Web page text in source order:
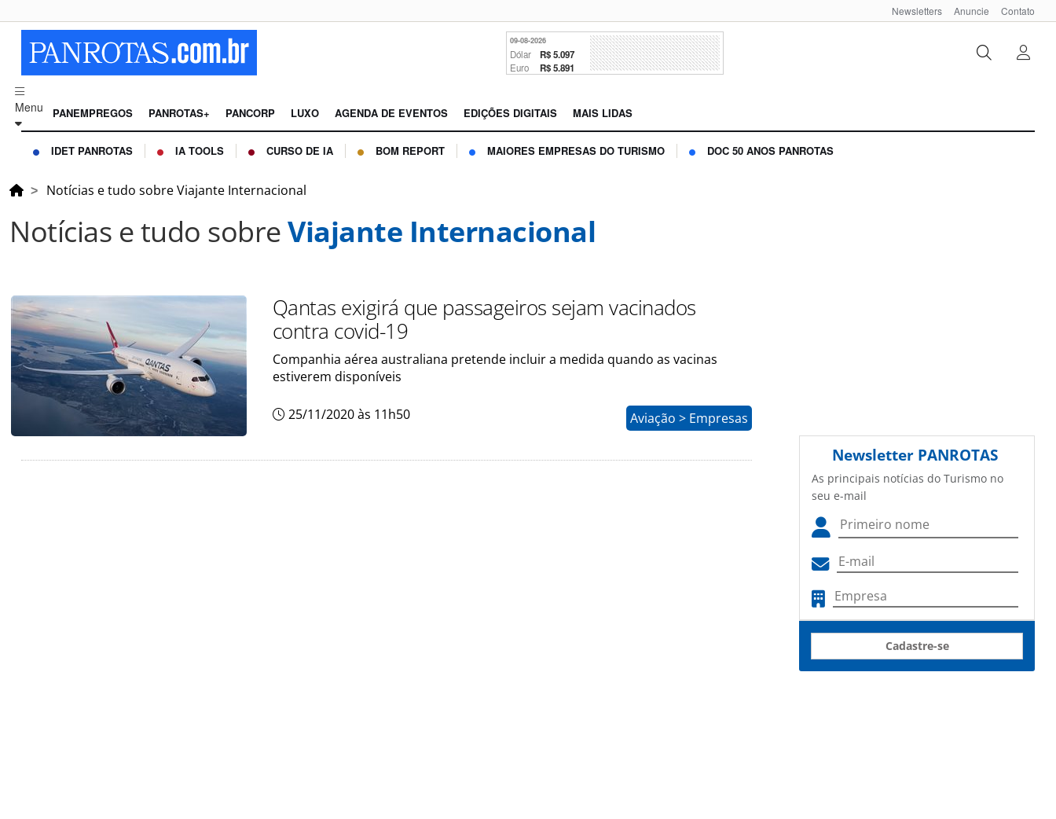
Newsletters Anuncie Contato
09-08-2026
Dólar R$ 5.097
Euro R$ 5.891
Menu PANEMPREGOS PANROTAS+ PANCORP LUXO AGENDA DE EVENTOS EDIÇÕES DIGITAIS MAIS LIDAS
IDET PANROTAS IA TOOLS CURSO DE IA BOM REPORT MAIORES EMPRESAS DO TURISMO DOC 50 ANOS PANROTAS
Notícias e tudo sobre Viajante Internacional
Notícias e tudo sobreViajante Internacional
Qantas exigirá que passageiros sejam vacinados
contra covid-19
Companhia aérea australiana pretende incluir a medida quando as vacinas
estiverem disponíveis
25/11/2020 às 11h50 Aviação > Empresas
Newsletter PANROTAS
As principais notícias do Turismo no
seu e-mail
Cadastre-se